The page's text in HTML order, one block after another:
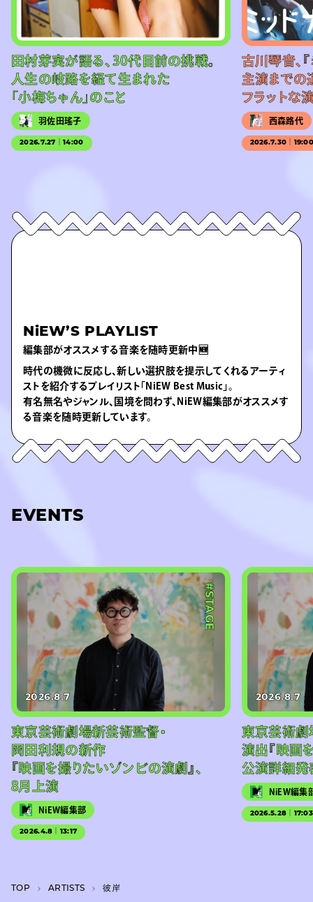
田村芽実が語る、30代目前の挑戦。
人生の岐路を経て生まれた
「小梅ちゃん」のこと
羽佐田瑤子
2026.7.27｜14:00
古川琴音、
主演までの
フラットな
西森路代
2026.7.30｜
NiEW’S PLAYLIST
編集部がオススメする音楽を随時更新中🆕
時代の機微に反応し、新しい選択肢を提示してくれるアーティ
ストを紹介するプレイリスト「NiEW Best Music」。
有名無名やジャンル、国境を問わず、NiEW編集部がオススメす
る音楽を随時更新しています。
EVENTS
#STAGE
2026.8.7
東京芸術劇場新芸術監督・
岡田利規の新作
『映画を撮りたいゾンビの演劇』、
8月上演
NiEW編集部
2026.4.8｜13:17
2026.8.7
東京芸術劇
演出『映画
公演詳細発
NiEW編集
2026.5.28｜17:03
TOP A­R­T­I­S­T­S 彼岸